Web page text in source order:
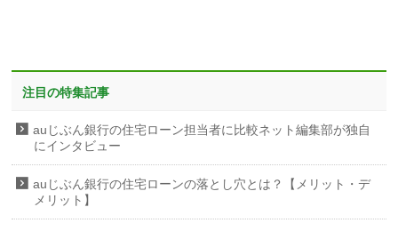
注目の特集記事
auじぶん銀行の住宅ローン担当者に比較ネット編集部が独自
にインタビュー
auじぶん銀行の住宅ローンの落とし穴とは？【メリット・デ
メリット】